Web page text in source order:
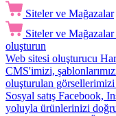
Siteler ve Mağazalar
Siteler ve Mağazalar
oluşturun
Web sitesi oluşturucu
CMS'imizi,
oluşturulan
Sosyal satış Facebook,
yoluyla ürünlerinizi